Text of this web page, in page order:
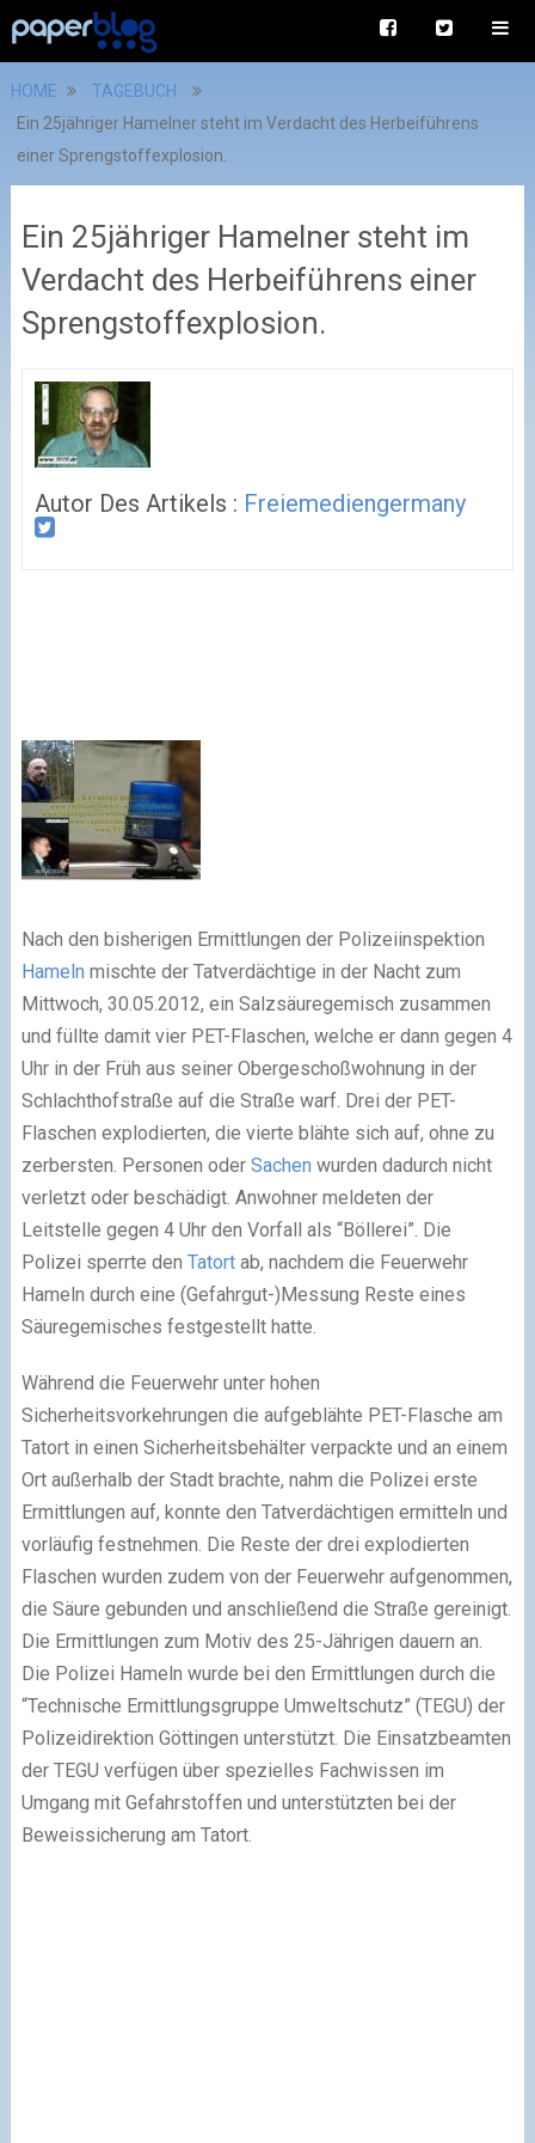
HOME
TAGEBUCH
Ein 25jähriger Hamelner steht im Verdacht des Herbeiführens
einer Sprengstoffexplosion.
Ein 25jähriger Hamelner steht im
Verdacht des Herbeiführens einer
Sprengstoffexplosion.
Autor Des Artikels : Freiemediengermany
Nach den bisherigen Ermittlungen der Polizeiinspektion
Hameln mischte der Tatverdächtige in der Nacht zum
Mittwoch, 30.05.2012, ein Salzsäuregemisch zusammen
und füllte damit vier PET-Flaschen, welche er dann gegen 4
Uhr in der Früh aus seiner Obergeschoßwohnung in der
Schlachthofstraße auf die Straße warf. Drei der PET-
Flaschen explodierten, die vierte blähte sich auf, ohne zu
zerbersten. Personen oder Sachen wurden dadurch nicht
verletzt oder beschädigt. Anwohner meldeten der
Leitstelle gegen 4 Uhr den Vorfall als “Böllerei”. Die
Polizei sperrte den Tatortab, nachdem die Feuerwehr
Hameln durch eine (Gefahrgut-)Messung Reste eines
Säuregemisches festgestellt hatte.
Während die Feuerwehr unter hohen
Sicherheitsvorkehrungen die aufgeblähte PET-Flasche am
Tatort in einen Sicherheitsbehälter verpackte und an einem
Ort außerhalb der Stadt brachte, nahm die Polizei erste
Ermittlungen auf, konnte den Tatverdächtigen ermitteln und
vorläufig festnehmen. Die Reste der drei explodierten
Flaschen wurden zudem von der Feuerwehr aufgenommen,
die Säure gebunden und anschließend die Straße gereinigt.
Die Ermittlungen zum Motiv des 25-Jährigen dauern an.
Die Polizei Hameln wurde bei den Ermittlungen durch die
“Technische Ermittlungsgruppe Umweltschutz” (TEGU) der
Polizeidirektion Göttingen unterstützt. Die Einsatzbeamten
der TEGU verfügen über spezielles Fachwissen im
Umgang mit Gefahrstoffen und unterstützten bei der
Beweissicherung am Tatort.